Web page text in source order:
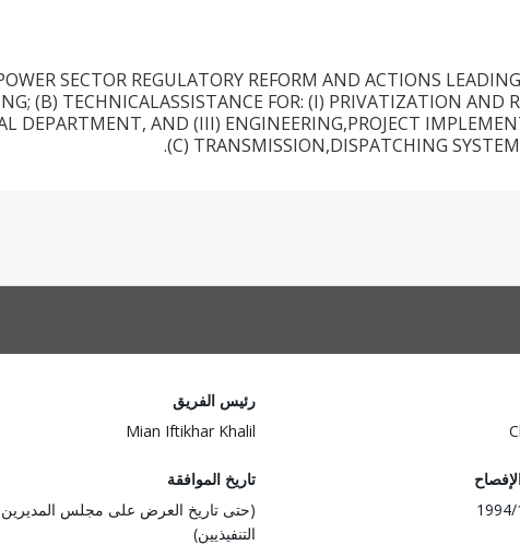
POWER SECTOR REGULATORY REFORM AND ACTIONS
(B) TECHNICALASSISTANCE FOR: (I) PRIVATIZATION AND
DEPARTMENT, AND (III) ENGINEERING,PROJECT
(C) TRANSMISSION,DISPATCHING
رئيس الفريق
Mian Iftikhar Khalil
تاريخ الموافقة
(حتى تاريخ العرض على مجلس المديرين
التنفيذيين)